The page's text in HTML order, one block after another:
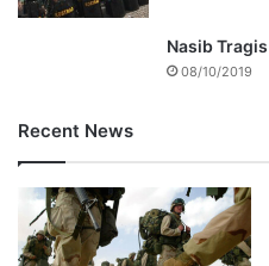
Nasib
08/10/2019
Recent News